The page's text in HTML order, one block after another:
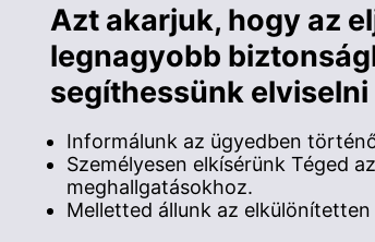
Azt akarjuk, hogy az
legnagyobb
segíthessünk
Informálunk az ügyedben
Személyesen elkísérünk Téged
meghallgatásokhoz.
Melletted állunk az